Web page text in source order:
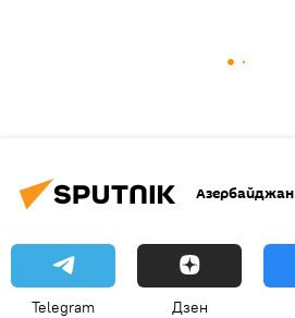
Азербайджан
Telegram Дзен